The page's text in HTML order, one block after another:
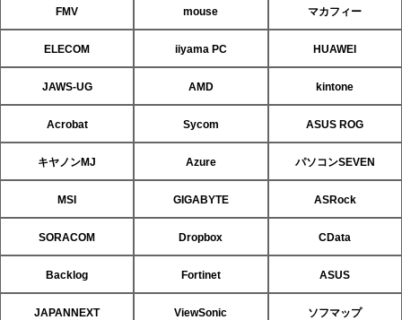
FMV mouse マカフィー
ELECOM iiyama PC HUAWEI
JAWS-UG AMD kintone
Acrobat Sycom ASUS ROG
キヤノンMJ Azure パソコンSEVEN
MSI GIGABYTE ASRock
SORACOM Dropbox CData
Backlog Fortinet ASUS
JAPANNEXT ViewSonic ソフマップ